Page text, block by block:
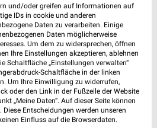
Schmölln
- 20:00 Uhr | Öffnet in 4 Min.
und/oder greifen auf Informationen auf
IDs in cookie und anderen
Daten zu verarbeiten. Einige
Daten möglicherweise
Um dem zu widersprechen, öffnen
Ihre Einstellungen akzeptieren, ablehnen
Schaltfläche „Einstellungen verwalten“
Schaltfläche in der linken
Um Ihre Einwilligung zu widerrufen,
oder den Link in der Fußzeile der Website
„Meine Daten“. Auf dieser Seite können
Entscheidungen werden unseren
Einfluss auf die Browserdaten.